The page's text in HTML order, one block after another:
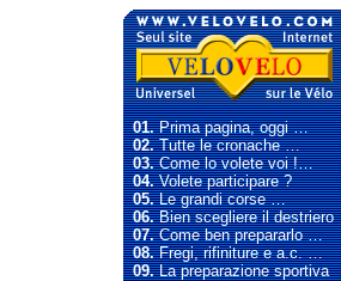
01.Prima pagina, oggi …
02.Tutte le cronache …
03.Come lo volete voi !…
04.Volete participare ?
05.Le grandi corse …
06.Bien scegliere il destriero
07.Come ben prepararlo …
08.Fregi, rifiniture e a.c. …
09.La preparazione sportiva